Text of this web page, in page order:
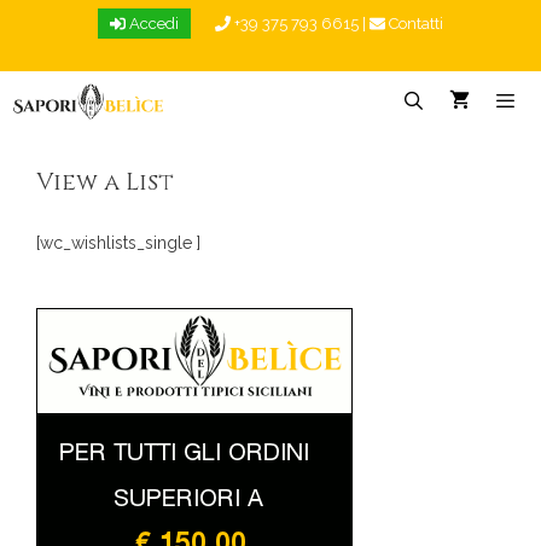
Accedi +39 375 793 6615 Contatti
View a List
[wc_wishlists_single ]